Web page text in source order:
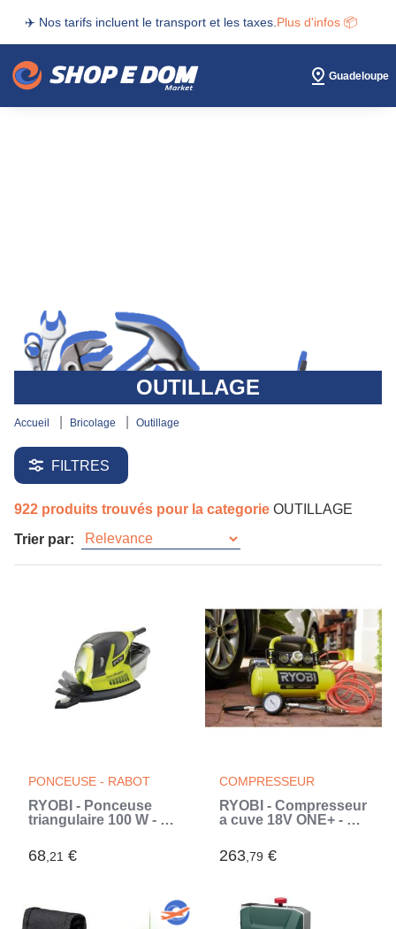
✈️ Nos tarifs incluent le transport et les taxes. Plus d'infos 📦
Guadeloupe
OUTILLAGE
accueil bricolage outillage
FILTRES
922 produits trouvés pour la categorie OUTILLAGE
Trier par:
PONCEUSE - RABOT
RYOBI - Ponceuse
triangulaire 100 W - 12
100 mm - Livrée en
sac de transport avec
68,21 €
COMPRESSEUR
RYOBI - Compresseur
a cuve 18V ONE+ - 3,8
R18AC-0 (Vert)
263,79 €